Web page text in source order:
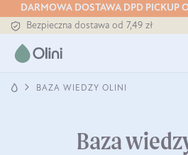
DARMOWA DOSTAWA DPD PICKUP
Bezpieczna dostawa od 7,49 zł
Darmowa dostawa od 199 zł
BAZA WIEDZY OLINI
Baza